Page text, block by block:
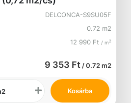
DELCONCA-S9SU05F
0.72 m2
12 990 Ft / m2
9 353 Ft / 0.72 m2
Kosárba